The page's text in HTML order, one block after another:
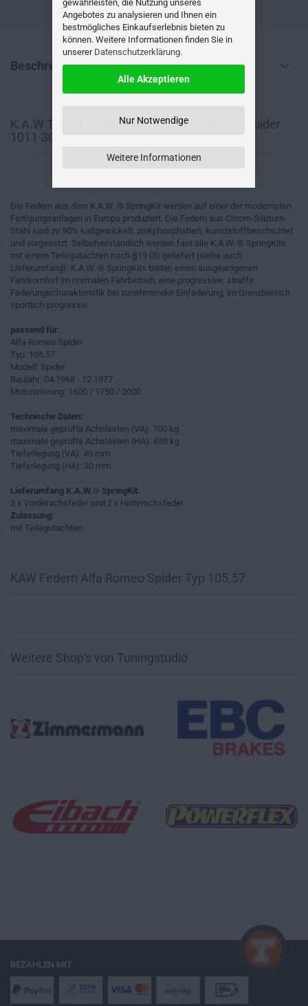
gewährleisten, die Nutzung unseres
Angebotes zu analysieren und Ihnen ein
bestmögliches Einkaufserlebnis bieten zu
können. Weitere Informationen finden Sie in
unserer Datenschutzerklärung.
Alle Akzeptieren
Nur Notwendige
Weitere Informationen
Beschreibung
K.A.W Tieferlegungsfedern für Alfa Romeo Spider
1011-3000
Die Federn aus dem K.A.W. ® SpringKit werden auf einer der modernsten
Fertigungsanlagen in Europa produziert. Die Federn aus Chrom-Silizium-
Stahl sind zu 90% kaltgewickelt, zinkphosphatiert, kunststoffbeschichtet
und vorgesetzt. Selbstverständlich werden fast alle K.A.W. ® SpringKits
mit einem Teilegutachten nach §19 (3) geliefert (siehe auch
Lieferumfang). K.A.W. ® SpringKits bieten einen ausgewogenen
Fahrkomfort im normalen Fahrbetrieb, eine progressive, straffe
Federungscharakteristik bei zunehmender Einfederung, im Grenzbereich
sportlich-progressiv.
passend für:
Alfa Romeo Spider
Typ: 105.57
Modell: Spider
Baujahr: 04.1968 - 12.1977
Motorisierung: 1600 / 1750 / 2000
Technische Daten:
maximale geprüfte Achslasten (VA): 700 kg
maximale geprüfte Achslasten (HA): 850 kg
Tieferlegung (VA): 40 mm
Tieferlegung (HA): 30 mm
Lieferumfang K.A.W.® SpringKit:
2 x Vorderachsfeder und 2 x Hinterachsfeder
Zulassung:
mit Teilegutachten
KAW Federn Alfa Romeo Spider Typ 105.57
Weitere Shop's von Tuningstudio
BEZAHLEN MIT